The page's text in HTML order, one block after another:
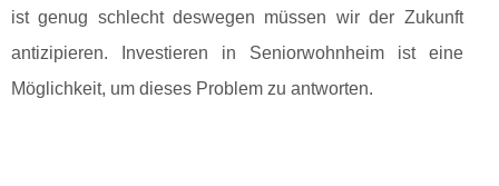
ist genug schlecht deswegen müssen wir der Zukunft
antizipieren. Investieren in Seniorwohnheim ist eine
Möglichkeit, um dieses Problem zu antworten.